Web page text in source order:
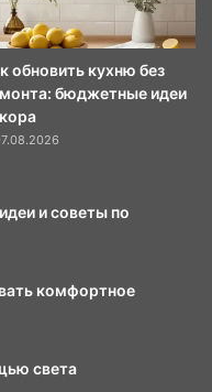
обновить кухню без
бюджетные идеи
и советы по
комфортное
света